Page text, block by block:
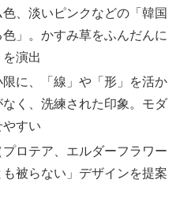
、淡いピンクなどの「韓国
」。かすみ草をふんだんに
演出
に、「線」や「形」を活か
く、洗練された印象。モダ
やすい
ロテア、エルダーフラワー
被らない」デザインを提案